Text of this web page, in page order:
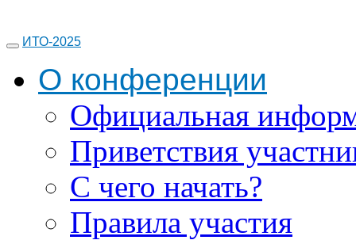
ИТО-2025
О конференции
Официальная
Приветствия
С чего начать?
Правила участия